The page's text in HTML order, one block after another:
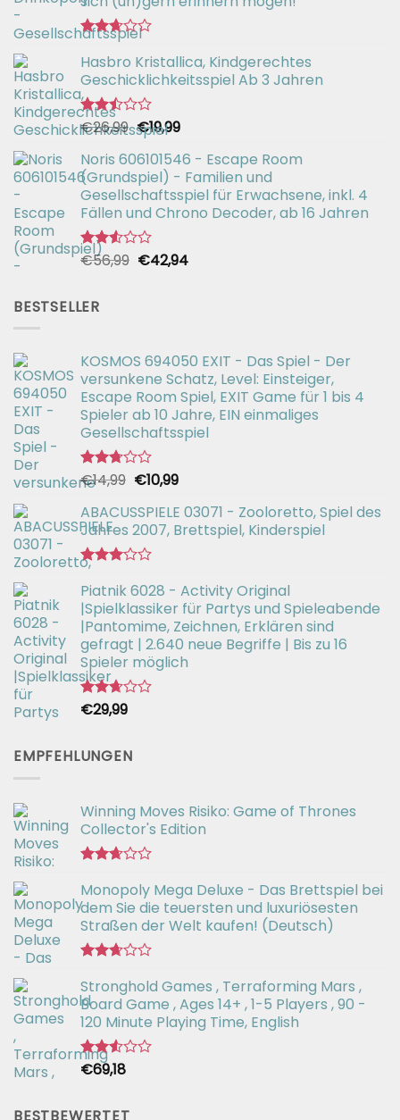
Bewertet
mit
2.67
von 5
Hasbro Kristallica, Kindgerechtes
Geschicklichkeitsspiel Ab 3 Jahren
Bewertet
mit
2.49
von 5
€26,99 Ursprünglicher
Preis
war:
€26,99
€19,99Aktueller
ist:
€19,99.
Noris 606101546 - Escape Room
(Grundspiel) - Familien und
Gesellschaftsspiel für Erwachsene, inkl. 4
Fällen und Chrono Decoder, ab 16 Jahren
Bewertet
von 5
€56,99 Ursprünglicher
€42,94Aktueller
BESTSELLER
KOSMOS 694050 EXIT - Das Spiel - Der
versunkene Schatz, Level: Einsteiger,
Escape Room Spiel, EXIT Game für 1 bis 4
Spieler ab 10 Jahre, EIN einmaliges
Gesellschaftsspiel
Bewertet
mit
2.71
von 5
€14,99 Ursprünglicher
war:
€14,99
€10,99Aktueller
ist:
€10,99.
ABACUSSPIELE 03071 - Zooloretto, Spiel des
Jahres 2007, Brettspiel, Kinderspiel
mit
3.02
von 5
Piatnik 6028 - Activity Original
|Spielklassiker für Partys und Spieleabende
|Pantomime, Zeichnen, Erklären sind
gefragt | 2.640 neue Begriffe | Bis zu 16
Spieler möglich
Bewertet
von 5
€29,99
EMPFEHLUNGEN
Winning Moves Risiko: Game of Thrones
Collector's Edition
mit
2.66
von 5
Monopoly Mega Deluxe - Das Brettspiel bei
dem Sie die teuersten und luxuriösesten
Straßen der Welt kaufen! (Deutsch)
mit
2.64
von 5
Stronghold Games , Terraforming Mars ,
Board Game , Ages 14+ , 1-5 Players , 90 -
120 Minute Playing Time, English
Bewertet
von 5
€69,18
BESTBEWERTET